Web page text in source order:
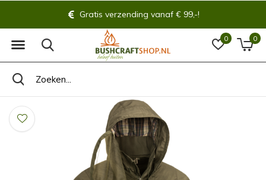
0 0
Gratis verzending vanaf € 99,-!